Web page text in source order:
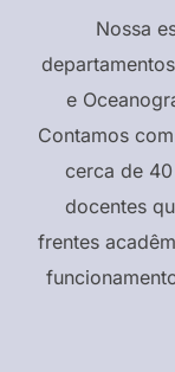
Nossa
e
Contamos
cerca de
docentes
frentes